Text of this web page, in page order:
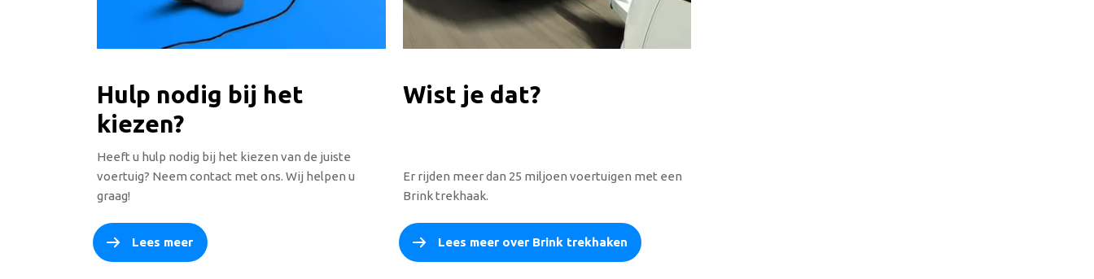
Hulp nodig bij het
kiezen?
Heeft u hulp nodig bij het kiezen van de juiste
voertuig? Neem contact met ons. Wij helpen u
graag!
Lees meer
Wist je dat?
Er rijden meer dan 25 miljoen voertuigen met een
Brink trekhaak.
Lees meer over Brink trekhaken